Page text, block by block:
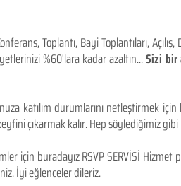
Toplantı, Bayi Toplantıları,
%60'lara kadar azaltın...Sizi bir
katılım durumlarını netleştirmek
çıkarmak kalır. Hep söylediğimiz
için buradayız RSVP SERVİSİ
İyi eğlenceler dileriz.